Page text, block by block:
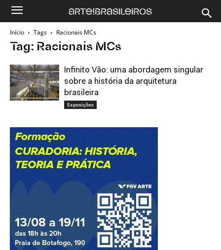
Início Tags Racionais MCs
Tag: Racionais MCs
Infinito Vão: uma abordagem singular
sobre a história da arquitetura
brasileira
Exposições